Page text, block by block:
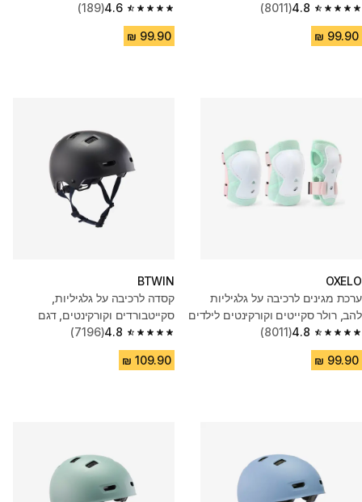
- שחור/לבן 4.8
4.8 out of 5 stars from 8011 reviews
(8011)
4.6
4.6 out of 5 stars from 189 reviews
(189)
OXELO
ערכת מגינים לרכיבה על גלגיליות
להב, רולר סקייטים וקורקינטים לילדים
- ירוק
4.8
4.8 out of 5 stars from 8011 reviews
(8011)
BTWIN
קסדה לרכיבה על גלגיליות,
סקייטבורדים וקורקינטים, דגם
MF500 - שחור
4.8
4.8 out of 5 stars from 7196 reviews
(7196)